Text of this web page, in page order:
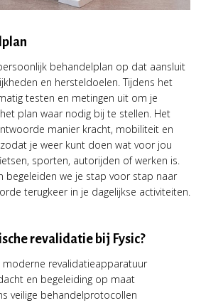
behandelplan op dat aansluit
en hersteldoelen. Tijdens het
testen en metingen uit om je
plan waar nodig bij te stellen. Het
manier kracht, mobiliteit en
je weer kunt doen wat voor jou
sporten, autorijden of werken is.
begeleiden we je stap voor stap naar
terugkeer in je dagelijkse activiteiten.
revalidatie bij Fysic?
moderne revalidatieapparatuur
en begeleiding op maat
veilige behandelprotocollen